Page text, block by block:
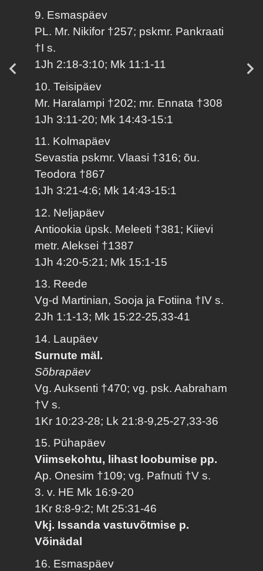
9. Esmaspäev
PL. Mr. Nikifor †257; pskmr. Pankraati
†I s.
1Jh 2:18-3:10; Mk 11:1-11
10. Teisipäev
Mr. Haralampi †202; mr. Ennata †308
1Jh 3:11-20; Mk 14:43-15:1
11. Kolmapäev
Sevastia pskmr. Vlaasi †316; õu.
Teodora †867
1Jh 3:21-4:6; Mk 14:43-15:1
12. Neljapäev
Antiookia üpsk. Meleeti †381; Kiievi
metr. Aleksei †1387
1Jh 4:20-5:21; Mk 15:1-15
13. Reede
Vg-d Martinian, Sooja ja Fotiina †IV s.
2Jh 1:1-13; Mk 15:22-25,33-41
14. Laupäev
Surnute mäl.
Sõbrapäev
Vg. Auksenti †470; vg. psk. Aabraham
†V s.
1Kr 10:23-28; Lk 21:8-9,25-27,33-36
15. Pühapäev
Viimsekohtu, lihast loobumise pp.
Ap. Onesim †109; vg. Pafnuti †V s.
3. v. HE Mk 16:9-20
1Kr 8:8-9:2; Mt 25:31-46
Vkj. Issanda vastuvõtmise p.
Võinädal
16. Esmaspäev